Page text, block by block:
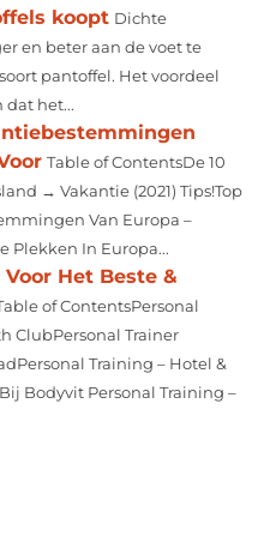
koopt Dichte
en beter aan de voet te
pantoffel. Het voordeel
dat het...
Table of ContentsDe 10
→ Vakantie (2021) Tips!Top
Van Europa –
Plekken In Europa...
Het Beste &
of ContentsPersonal
ClubPersonal Trainer
Training – Hotel &
Bodyvit Personal Training –